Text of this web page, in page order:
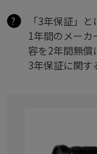
「3年保証」と
1年間のメーカ
容を2年間無償
3年保証に関す